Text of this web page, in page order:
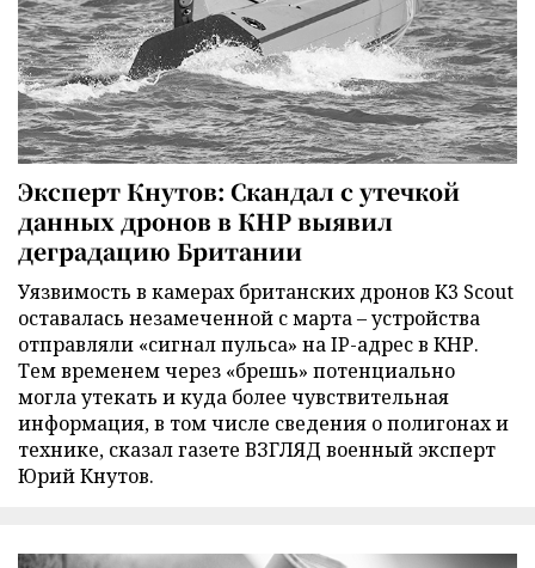
Эксперт Кнутов: Скандал с утечкой
данных дронов в КНР выявил
деградацию Британии
Уязвимость в камерах британских дронов K3 Scout
оставалась незамеченной с марта – устройства
отправляли «сигнал пульса» на IP-адрес в КНР.
Тем временем через «брешь» потенциально
могла утекать и куда более чувствительная
информация, в том числе сведения о полигонах и
технике, сказал газете ВЗГЛЯД военный эксперт
Юрий Кнутов.